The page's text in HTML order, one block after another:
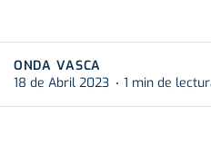
ONDA VASCA
18 de Abril 2023
1 min de